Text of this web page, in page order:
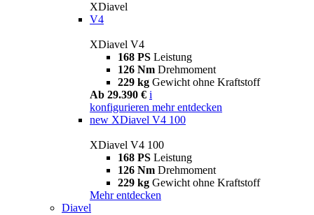
XDiavel
V4
XDiavel V4
168 PS Leistung
126 Nm Drehmoment
229 kg Gewicht ohne Kraftstoff
Ab 29.390 € i
konfigurieren mehr entdecken
new XDiavel V4 100
XDiavel V4 100
168 PS Leistung
126 Nm Drehmoment
229 kg Gewicht ohne Kraftstoff
Mehr entdecken
Diavel